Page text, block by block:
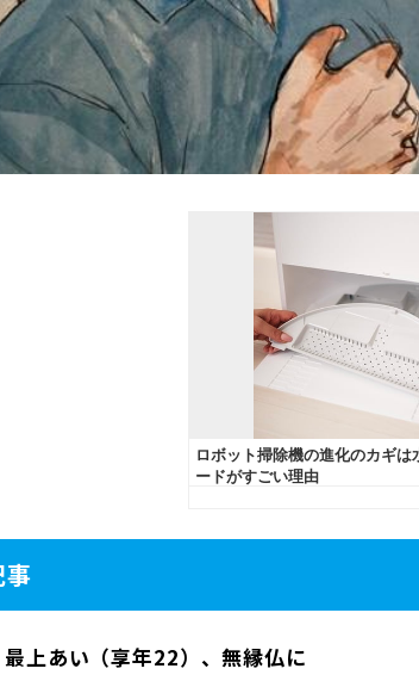
最上あい（享年22）、無縁仏に